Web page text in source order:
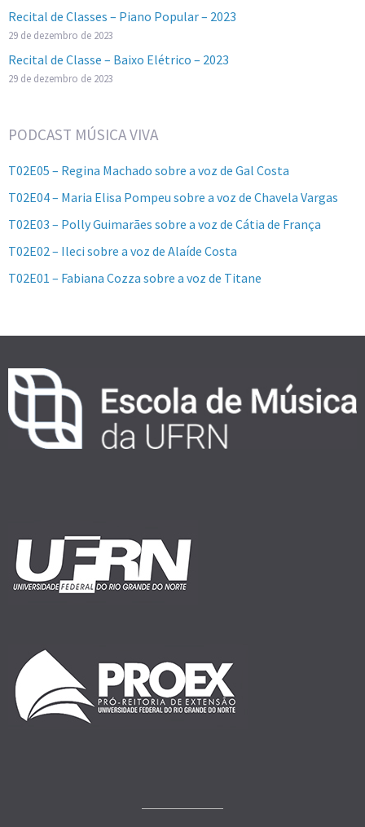
Recital de Classes – Piano Popular – 2023
29 de dezembro de 2023
Recital de Classe – Baixo Elétrico – 2023
29 de dezembro de 2023
PODCAST MÚSICA VIVA
T02E05 – Regina Machado sobre a voz de Gal Costa
T02E04 – Maria Elisa Pompeu sobre a voz de Chavela Vargas
T02E03 – Polly Guimarães sobre a voz de Cátia de França
T02E02 – Ileci sobre a voz de Alaíde Costa
T02E01 – Fabiana Cozza sobre a voz de Titane